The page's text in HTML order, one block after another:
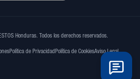
Honduras. Todos los derechos reservados.
Política de Privacidad Política de CookiesAviso Legal